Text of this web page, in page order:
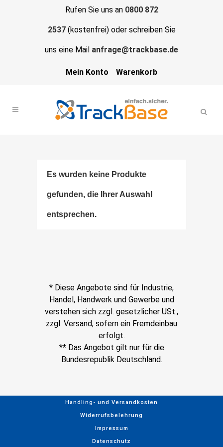
Rufen Sie uns an 0800 872
2537(kostenfrei) oder schreiben Sie
uns eine Mail anfrage@trackbase.de
Mein Konto Warenkorb
Es wurden keine Produkte
gefunden, die Ihrer Auswahl
entsprechen.
* Diese Angebote sind für Industrie,
Handel, Handwerk und Gewerbe und
verstehen sich zzgl. gesetzlicher USt.,
zzgl. Versand, sofern ein Fremdeinbau
erfolgt.
** Das Angebot gilt nur für die
Bundesrepublik Deutschland.
Handling- und Versandkosten
Widerrufsbelehrung
Impressum
Datenschutz